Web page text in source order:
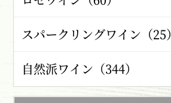
スパークリングワイン（25）
自然派ワイン（344）